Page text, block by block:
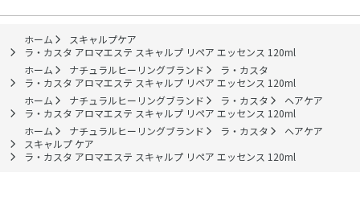
ホーム
スキャルプケア
ラ・カスタ アロマエステ スキャルプ リペア エッセンス 120ml
ホーム
ナチュラルヒーリングブランド
ラ・カスタ
ラ・カスタ アロマエステ スキャルプ リペア エッセンス 120ml
ホーム
ナチュラルヒーリングブランド ラ・カスタ
ヘアケア
ラ・カスタ アロマエステ スキャルプ リペア エッセンス 120ml
ホーム
ナチュラルヒーリングブランド ラ・カスタ
ヘアケア
スキャルプ ケア
ラ・カスタ アロマエステ スキャルプ リペア エッセンス 120ml